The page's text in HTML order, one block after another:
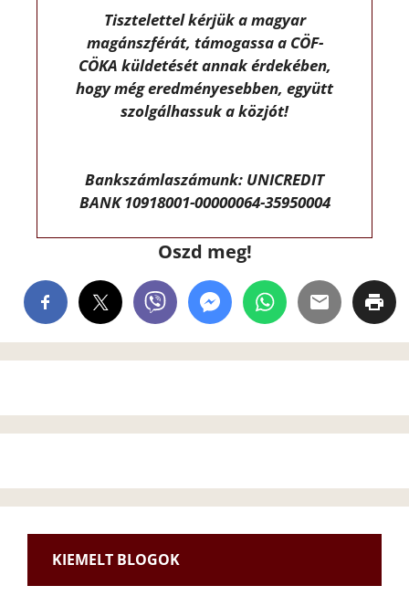
Tisztelettel kérjük a magyar
magánszférát, támogassa a CÖF-
CÖKA küldetését annak érdekében,
hogy még eredményesebben, együtt
szolgálhassuk a közjót!
Bankszámlaszámunk: UNICREDIT
BANK 10918001-00000064-35950004
Oszd meg!
KIEMELT BLOGOK